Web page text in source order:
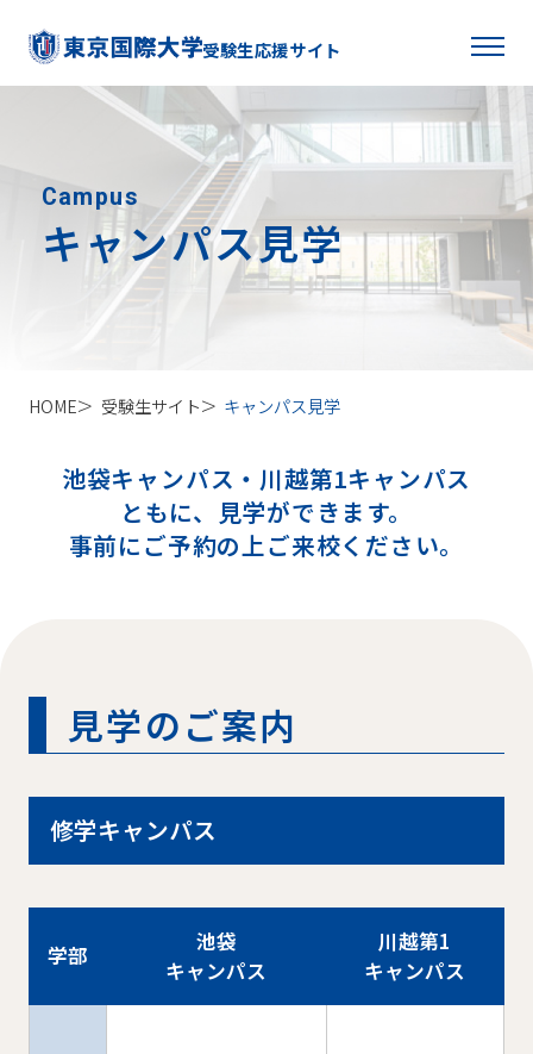
受験生応援サイト
Campus
キャンパス見学
HOME 受験生サイト キャンパス見学
池袋キャンパス・川越第1キャンパス
ともに、見学ができます。
事前にご予約の上ご来校ください。
見学のご案内
修学キャンパス
学部
池袋
キャンパス
川越第1
キャンパス